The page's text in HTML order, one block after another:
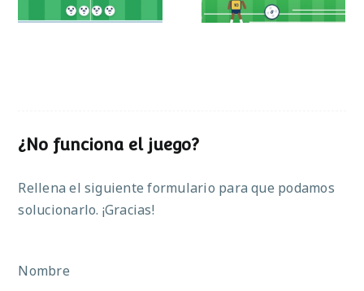
¿No funciona el juego?
Rellena el siguiente formulario para que podamos
solucionarlo. ¡Gracias!
Nombre